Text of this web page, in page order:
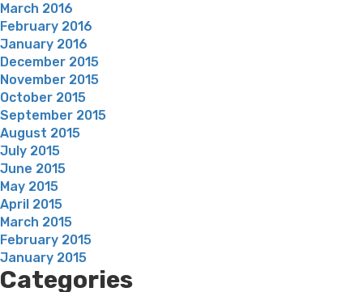
March 2016
February 2016
January 2016
December 2015
November 2015
October 2015
September 2015
August 2015
July 2015
June 2015
May 2015
April 2015
March 2015
February 2015
January 2015
Categories